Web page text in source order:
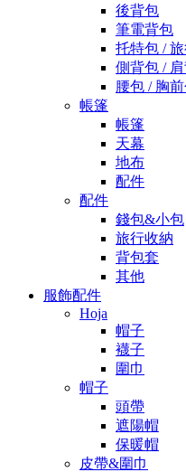
後背包
筆電背包
托特包 /
側背包 /
腰包 / 胸
帳篷
帳篷
天幕
地布
配件
配件
錢包&小包
旅行收納
背包套
其他
服飾配件
Hoja
帽子
襪子
圍巾
帽子
頭帶
遮陽帽
保暖帽
皮帶&圍巾